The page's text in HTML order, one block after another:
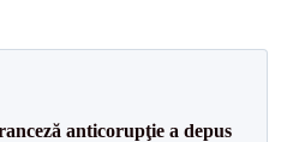
anticorupţie a depus